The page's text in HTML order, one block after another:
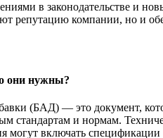
в законодательстве и
репутацию компании, но и
они нужны?
(БАД) — это документ,
стандартам и нормам.
включать